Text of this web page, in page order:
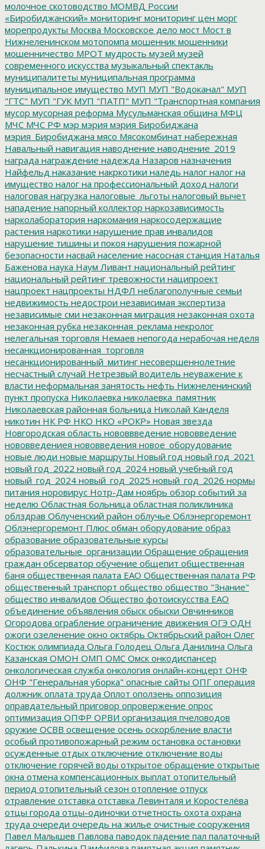
молочное скотоводство МОМВД России
«Биробиджанский» мониторинг мониторинг цен морг
морепродукты Москва Московское дело мост Мост в
Нижнеленинском мотопомпа мошенник мошенники
мошенничество МРОТ мудрость музей музей
современного искусства музыкальный спектакль
муниципалитеты муниципальная программа
муниципальное имущество МУП МУП "Водоканал" МУП
"ГТС" МУП "ГУК МУП "ПАТП" МУП "Транспортная компания
мусор мусорная реформа Мусульманская община МФЦ
МЧС МЧС РФ мэр мэрия мэрия Биробиджана
мэрия_Биробиджана мясо Мясокомбинат набережная
Навальный навигация наводнение наводнение_2019
награда награждение надежда Назаров назначения
Найфельд наказание накркотики наледь налог налог на
имущество налог на профессиональный доход налоги
налоговая нагрузка налоговые_льготы налоговый вычет
нападение напорный коллектор наркозависимость
нарколаборатория наркомания наркосодержащие
растения наркотики нарушение прав инвалидов
нарушение тишины и покоя нарушения пожарной
безопасности насвай население насосная станция Наталья
Баженова наука Наум Ливант национальный рейтинг
национальный рейтинг тревожности наципроект
нацпроект нацпроекты НДФЛ неблагополучные семьи
недвижимость недострои независимая экспертиза
независимые сми незаконная миграция незаконная охота
незаконная рубка незаконная_реклама некролог
нелегальная торговля Немаев непогода нерабочая неделя
несанкционированная_торговля
несанкционированный_митинг несовершеннолетние
несчастный случай Нетрезвый водитель неуважение к
власти неформальная занятость нефть Нижнеленинский
пункт пропуска Николаевка николаевка_памятник
Николаевская районная больница Николай Канделя
никотин НК РФ НКО НКО «РОКР» Новая звезда
Новгородская область нововвведение нововведение
нововведениея нововведения новое_оборудование
новые люди новые маршруты Новый год новый год_2021
новый год_2022 новый год_2024 новый учебный год
новый_год_2024 новый_год_2025 новый_год_2026 нормы
питания норовирус Нотр-Дам ноябрь обзор событий за
неделю Областная больница областная поликлиника
облздрав Облученский район облучье Облэнергоремонт
Облэнергоремонт Плюс обман оборудование образ
образование образовательные курсы
образовательные_организации Обращение обращения
граждан обсерватор обучение общепит общественная
баня общественная палата ЕАО Общественная палата РФ
общественный транспорт общество общество "Знание"
общество инвалидов Общество фотоискусства ЕАО
объединение объявления обыск обыски Овчинников
Огородова ограбление ограничение движения ОГЭ ОДН
ожоги озеленение окно октябрь Октябрьский район Олег
Костюк олимпиада Ольга Голодец Ольга Данилина Ольга
Казанская ОМОН ОМП ОМС Омск онкодиспансер
онкологическая служба онкология онлайн-концерт ОНФ
ОНФ "Генеральная уборка" опасные сайты ОПГ операция
должник оплата труда Оплот оползень оппозиция
оправдательный приговор опровержение опрос
оптимизация ОПФР ОРВИ организация пчеловодов
оружие ОСВВ освещение осень оскорбление власти
особый противопожарный режим остановка остановки
осужденные отдых отключение отключение воды
отключение горячей воды открытое обращение открытые
окна отмена компенсационных выплат отопительный
период отопительный сезон отопление отпуск
отравление отставка отставка Левинталя и Коростелёва
отцы города отцы-одиночки отчетность охота охрана
труда очереди очередь на жилье очистные сооружения
Павел Малышев Павлова паводок падение пал палаточный